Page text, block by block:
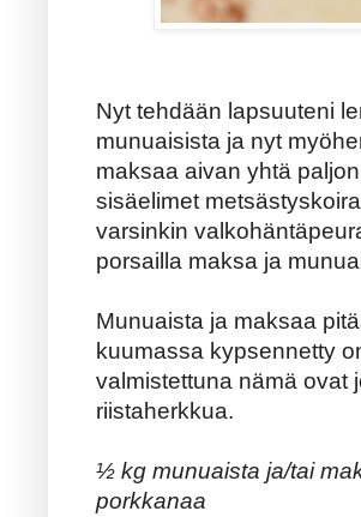
Nyt tehdään lapsuuteni
munuaisista ja nyt
maksaa aivan yhtä
sisäelimet
varsinkin
porsailla maksa ja
Munuaista ja maksaa
kuumassa kypsennetty
valmistettuna nämä ovat
riistaherkkua.
½ kg munuaista ja/tai
porkkanaa